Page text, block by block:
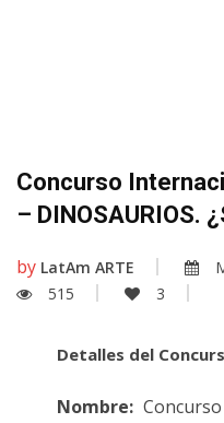
Concurso
– DINOSAURIOS.
by LatAm ARTE
515
3
Detalles del
Nombre: